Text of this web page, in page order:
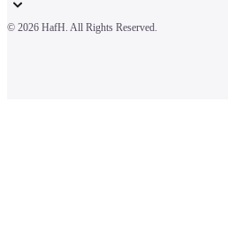
© 2026 HafH. All Rights Reserved.